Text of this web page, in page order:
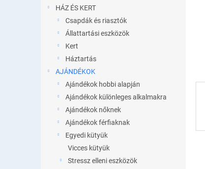
HÁZ ÉS KERT
Csapdák és riasztók
Állattartási eszközök
Kert
Háztartás
AJÁNDÉKOK
Ajándékok hobbi alapján
Ajándékok különleges alkalmakra
Ajándékok nőknek
Ajándékok férfiaknak
Egyedi kütyük
Vicces kütyük
Stressz elleni eszközök